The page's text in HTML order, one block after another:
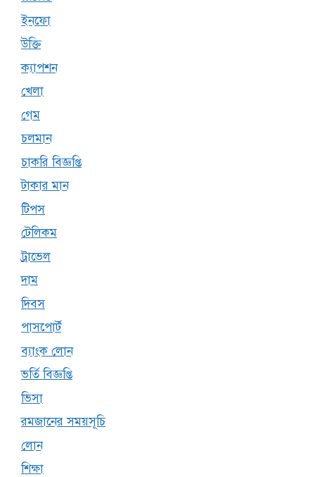
ইনফো
উক্তি
ক্যাপশন
খেলা
গেম
চলমান
চাকরি বিজ্ঞপ্তি
টাকার মান
টিপস
টেলিকম
ট্রাভেল
দাম
দিবস
পাসপোর্ট
ব্যাংক লোন
ভর্তি বিজ্ঞপ্তি
ভিসা
রমজানের সময়সূচি
লোন
শিক্ষা